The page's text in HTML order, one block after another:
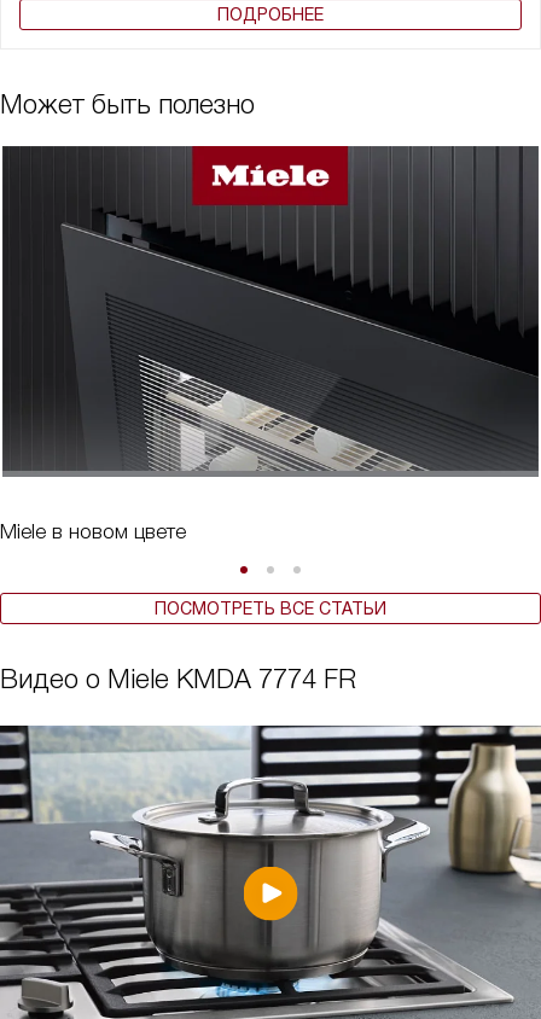
ПОДРОБНЕЕ
Может быть полезно
Miele в новом цвете
ПОСМОТРЕТЬ ВСЕ СТАТЬИ
Видео о Miele KMDA 7774 FR